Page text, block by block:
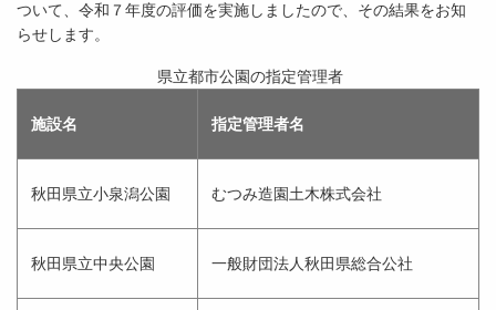
ついて、令和７年度の評価を実施しましたので、その結果をお知
らせします。
施設名 指定管理者名
県立都市公園の指定管理者
秋田県立小泉潟公園 むつみ造園土木株式会社
秋田県立中央公園 一般財団法人秋田県総合公社